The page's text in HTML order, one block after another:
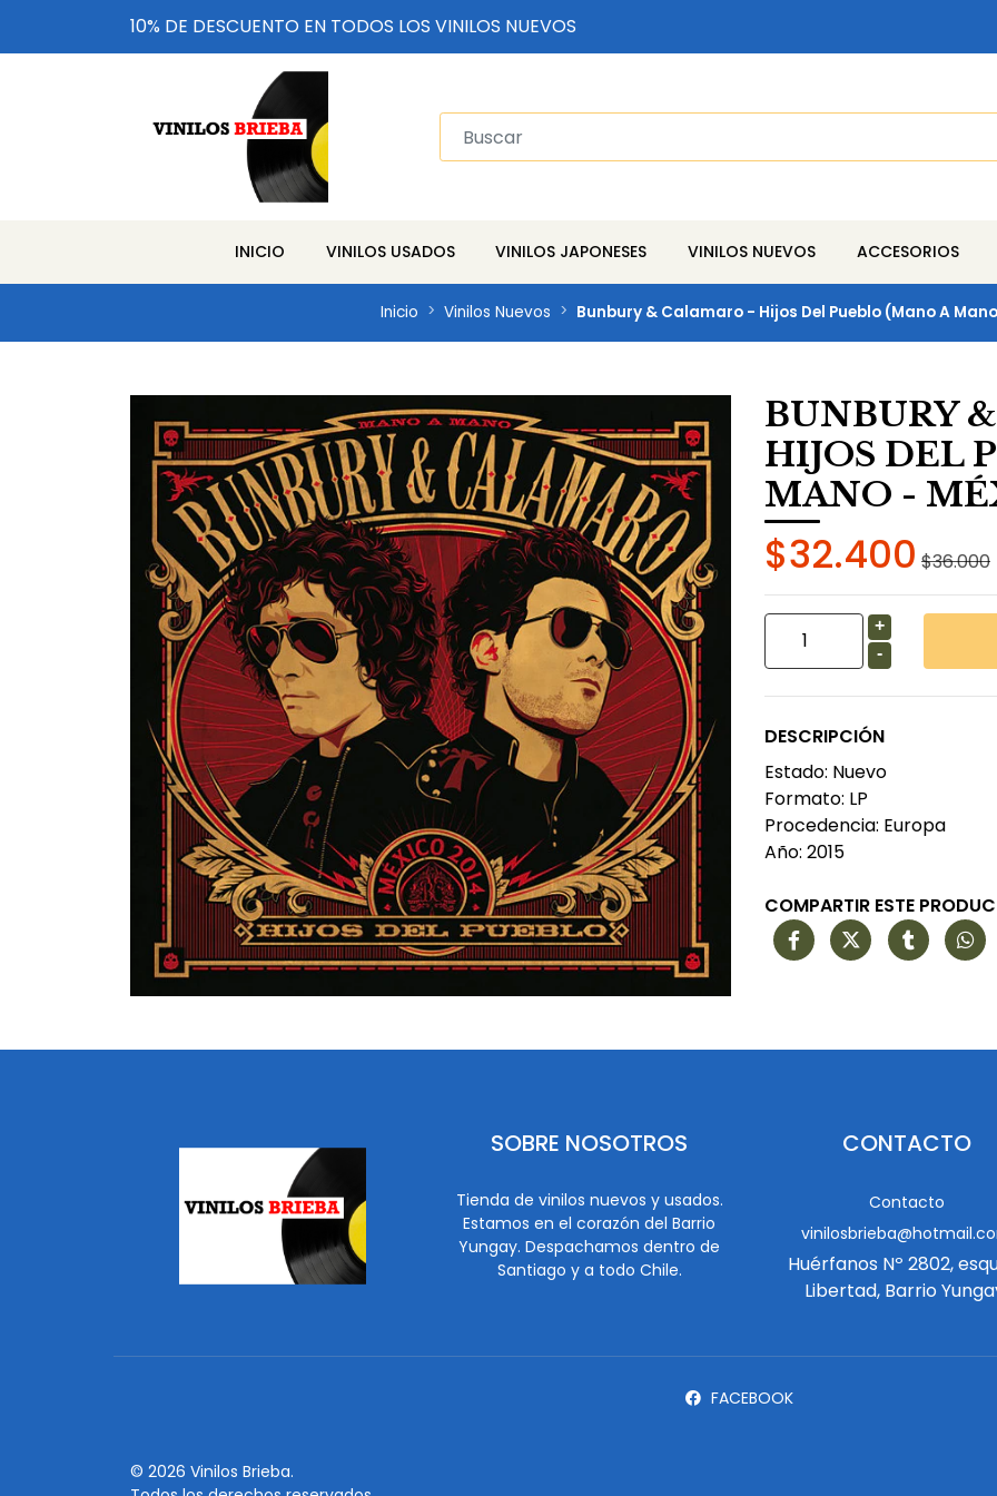
10% DE DESCUENTO EN TODOS LOS VINILOS NUEVOS
INICIO VINILOS USADOS VINILOS JAPONESES VINILOS NUEVOS ACCESORIOS
Inicio Vinilos Nuevos Bunbury & Calamaro - Hijos Del Pueblo (Mano A
BUNBURY
HIJOS DEL
MANO -
$32.400 $36.000
+
-
DESCRIPCIÓN
Estado: Nuevo
Formato: LP
Procedencia: Europa
Año: 2015
COMPARTIR ESTE
SOBRE NOSOTROS
Tienda de vinilos nuevos y usados.
Estamos en el corazón del Barrio
Yungay. Despachamos dentro de
Santiago y a todo Chile.
CONTACTO
Contacto
Huérfanos Nº 2802,
Libertad, Barrio
FACEBOOK
© 2026 Vinilos Brieba.